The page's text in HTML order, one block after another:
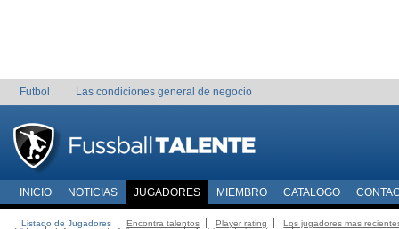
Futbol Las condiciones general de negocio
INICIO NOTICIAS JUGADORES MIEMBRO CATALOGO
Listado de Jugadores Encontra talentos Player rating
Los jugadores mas